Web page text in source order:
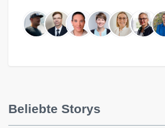
Beliebte Storys